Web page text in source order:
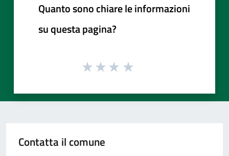
Quanto sono chiare le informazioni
su questa pagina?
Contatta il comune